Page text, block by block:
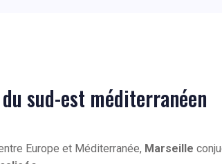
sud-est méditerranéen
Europe et Méditerranée, Marseille